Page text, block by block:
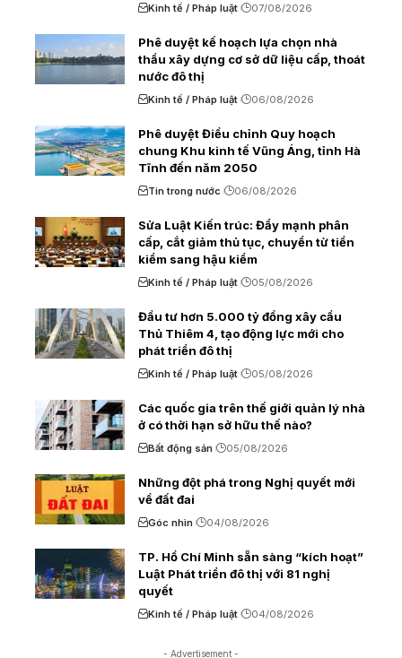
Kinh tế / Pháp luật 07/08/2026
Phê duyệt kế hoạch lựa chọn nhà
thầu xây dựng cơ sở dữ liệu cấp, thoát
nước đô thị
Kinh tế / Pháp luật 06/08/2026
Phê duyệt Điều chỉnh Quy hoạch
chung Khu kinh tế Vũng Áng, tỉnh Hà
Tĩnh đến năm 2050
Tin trong nước 06/08/2026
Sửa Luật Kiến trúc: Đẩy mạnh phân
cấp, cắt giảm thủ tục, chuyển từ tiền
kiểm sang hậu kiểm
Kinh tế / Pháp luật 05/08/2026
Đầu tư hơn 5.000 tỷ đồng xây cầu
Thủ Thiêm 4, tạo động lực mới cho
phát triển đô thị
Kinh tế / Pháp luật 05/08/2026
Các quốc gia trên thế giới quản lý nhà
ở có thời hạn sở hữu thế nào?
Bất động sản 05/08/2026
Những đột phá trong Nghị quyết mới
về đất đai
Góc nhìn 04/08/2026
TP. Hồ Chí Minh sẵn sàng “kích hoạt”
Luật Phát triển đô thị với 81 nghị
quyết
Kinh tế / Pháp luật 04/08/2026
- Advertisement -